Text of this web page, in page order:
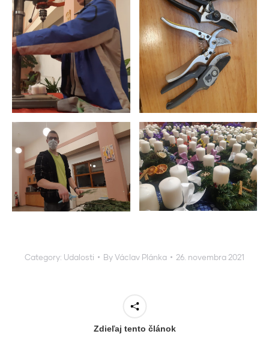
Category: Udalosti ByVáclav Plánka 26. novembra 2021
Zdieľaj tento článok